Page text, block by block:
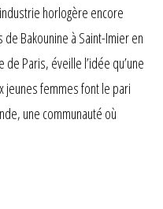
horlogère encore
Bakounine à Saint-Imier en
Paris, éveille l’idée qu’une
jeunes femmes font le pari
une communauté où